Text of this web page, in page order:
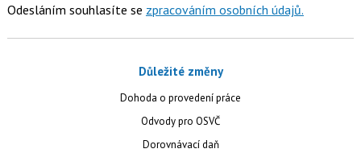
Odesláním souhlasíte se zpracováním osobních údajů.
Důležité změny
Dohoda o provedení práce
Odvody pro OSVČ
Dorovnávací daň